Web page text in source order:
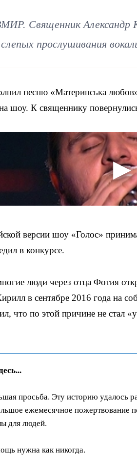
Священник Александр
прослушивания
песню «Материнська
шоу. К священнику
версии шоу «Голос»
в конкурсе.
люди через отца Фотия
в сентябре 2016 года на
что по этой причине не стал
просьба. Эту историю удалось
ежемесячное пожертвование
для людей.
нужна как никогда.